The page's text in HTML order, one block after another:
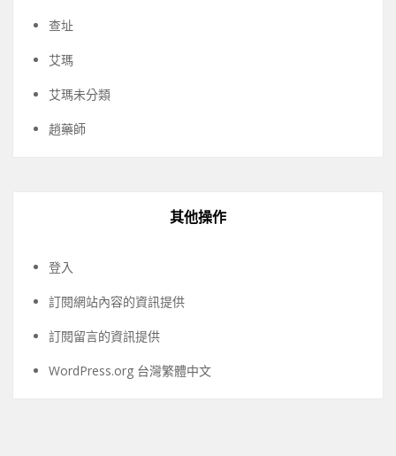
查址
艾瑪
艾瑪未分類
趙藥師
其他操作
登入
訂閱網站內容的資訊提供
訂閱留言的資訊提供
WordPress.org 台灣繁體中文